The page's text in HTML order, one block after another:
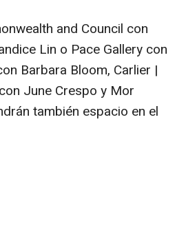
and Council con
Lin o Pace Gallery con
Barbara Bloom, Carlier |
June Crespo y Mor
también espacio en el